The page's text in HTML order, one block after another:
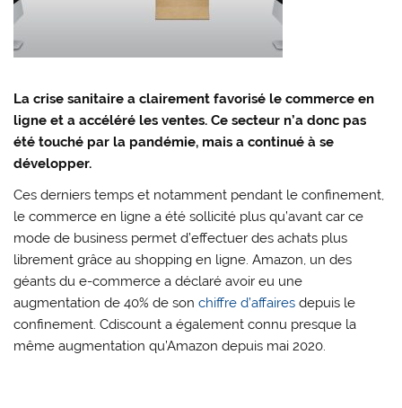
La crise sanitaire a clairement favorisé le commerce en
ligne et a accéléré les ventes. Ce secteur n’a donc pas
été touché par la pandémie, mais a continué à se
développer.
Ces derniers temps et notamment pendant le confinement,
le commerce en ligne a été sollicité plus qu’avant car ce
mode de business permet d’effectuer des achats plus
librement grâce au shopping en ligne. Amazon, un des
géants du e-commerce a déclaré avoir eu une
augmentation de 40% de sonchiffre d’affaires depuis le
confinement. Cdiscount a également connu presque la
même augmentation qu’Amazon depuis mai 2020.